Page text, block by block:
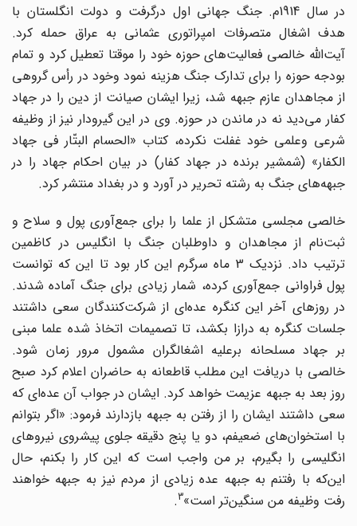
در سال 1914م. جنگ جهانی اول درگرفت و دولت انگلستان با
هدف اشغال متصرفات امپراتوری عثمانی به عراق حمله کرد.
آیت‌الله خالصی فعالیت‌های حوزه خود را موقتا تعطیل کرد و تمام
بودجه حوزه را برای تدارک جنگ هزینه نمود وخود در رأس گروهی
از مجاهدان عازم جبهه شد، زیرا ایشان صیانت از دین را در جهاد
کفار می‌دید نه در ماندن در حوزه. وی در این گیرودار نیز از وظیفه
شرعی وعلمی خود غفلت نکرده، کتاب «الحسام البتّار فی جهاد
الکفار» (شمشیر برنده در جهاد کفار) در بیان احکام جهاد را در
جبهه‌های جنگ به رشته تحریر در آورد و در بغداد منتشر کرد.
خالصی مجلسی متشکل از علما را برای جمع‌آوری پول و سلاح و
ثبت‌نام از مجاهدان و داوطلبان جنگ با انگلیس در کاظمین
ترتیب داد. نزدیک 3 ماه سرگرم این کار بود تا این که توانست
پول فراوانی جمع‌آوری کرده، شمار زیادی برای جنگ آماده شدند.
در روزهای آخر این کنگره عده‌ای از شرکت‌کنندگان سعی داشتند
جلسات کنگره به درازا بکشد، تا تصمیمات اتخاذ شده علما مبنی
بر جهاد مسلحانه برعلیه اشغالگران مشمول مرور زمان شود.
خالصی با دریافت این مطلب قاطعانه به حاضران اعلام کرد صبح
روز بعد به جبهه عزیمت خواهد کرد. ایشان در جواب آن عده‌ای که
سعی داشتند ایشان را از رفتن به جبهه بازدارند فرمود: «اگر بتوانم
با استخوان‌های ضعیفم، دو یا پنج دقیقه جلوی پیشروی نیروهای
انگلیسی را بگیرم، بر من واجب است که این کار را بکنم، حال
این‌که با رفتنم به جبهه عده زیادی از مردم نیز به جبهه خواهند
رفت وظیفه من سنگین‌تر است»3
.